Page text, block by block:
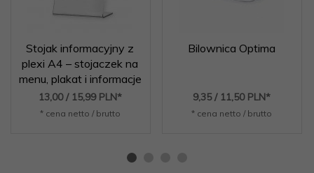
Stojak informacyjny z
plexi A4 – stojaczek na
menu, plakat i informacje
13,00 / 15,99 PLN*
* cena netto / brutto
Bilownica Optima
9,35 / 11,50 PLN*
* cena netto / brutto